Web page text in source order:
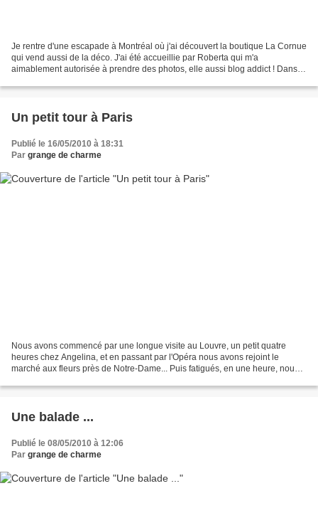
Je rentre d'une escapade à Montréal où j'ai découvert la boutique La Cornue
qui vend aussi de la déco. J'ai été accueillie par Roberta qui m'a
aimablement autorisée à prendre des photos, elle aussi blog addict ! Dans
Un petit tour à Paris
Publié le 16/05/2010 à 18:31
Par grange de charme
Nous avons commencé par une longue visite au Louvre, un petit quatre
heures chez Angelina, et en passant par l'Opéra nous avons rejoint le
marché aux fleurs près de Notre-Dame... Puis fatigués, en une heure, nous
Une balade ...
Publié le 08/05/2010 à 12:06
Par grange de charme